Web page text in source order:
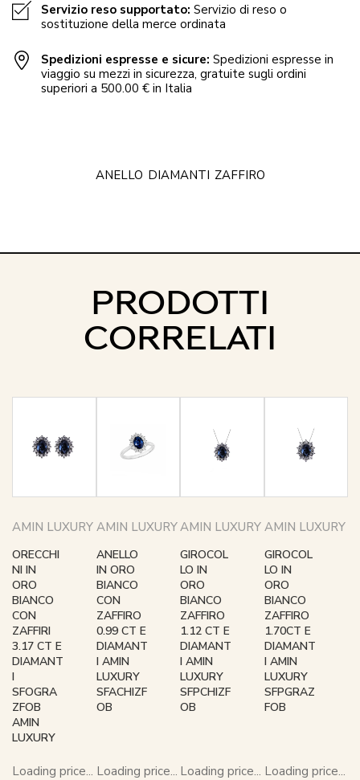
Servizio reso supportato: Servizio di reso o
sostituzione della merce ordinata
Spedizioni espresse e sicure: Spedizioni espresse in
viaggio su mezzi in sicurezza, gratuite sugli ordini
superiori a 500.00 € in Italia
ANELLO DIAMANTI ZAFFIRO
PRODOTTI
CORRELATI
AMIN LUXURY
ORECCHI
NI IN
ORO
BIANCO
CON
ZAFFIRI
3.17 CT E
DIAMANT
I
SFOGRA
ZFOB
AMIN
LUXURY
Loading price...
AMIN LUXURY
ANELLO
IN ORO
BIANCO
CON
ZAFFIRO
0.99 CT E
DIAMANT
I AMIN
LUXURY
SFACHIZF
OB
Loading price...
AMIN LUXURY
GIROCOL
LO IN
ORO
BIANCO
ZAFFIRO
1.12 CT E
DIAMANT
I AMIN
LUXURY
SFPCHIZF
OB
Loading price...
AMIN LUXURY
GIROCOL
LO IN
ORO
BIANCO
ZAFFIRO
1.70CT E
DIAMANT
I AMIN
LUXURY
SFPGRAZ
FOB
Loading price...